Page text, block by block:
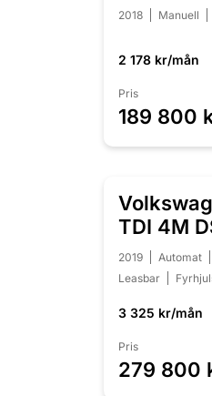
2018 Manuell
2 178 kr/mån
Pris
189 800
TDI 4M
/Moms
2019 Automat
Leasbar
3 325 kr/mån
Pris
279 800